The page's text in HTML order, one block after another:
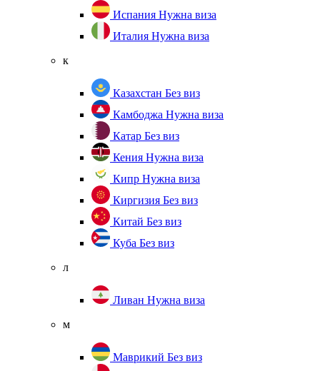
Испания Нужна виза
Италия Нужна виза
к
Казахстан Без виз
Камбоджа Нужна виза
Катар Без виз
Кения Нужна виза
Кипр Нужна виза
Киргизия Без виз
Китай Без виз
Куба Без виз
л
Ливан Нужна виза
м
Маврикий Без виз